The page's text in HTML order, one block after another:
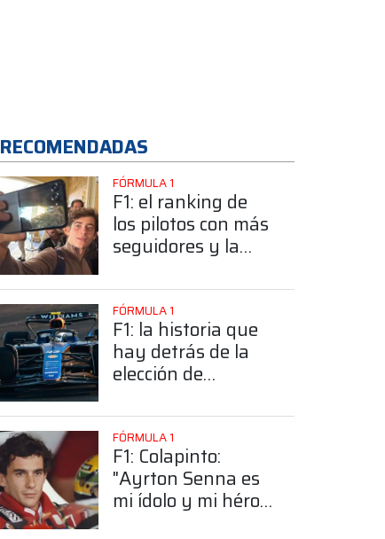
RECOMENDADAS
FÓRMULA 1
F1: el ranking de
los pilotos con más
seguidores y la
posición de
Colapinto
FÓRMULA 1
F1: la historia que
hay detrás de la
elección de
número 43
FÓRMULA 1
F1: Colapinto:
"Ayrton Senna es
mi ídolo y mi héroe